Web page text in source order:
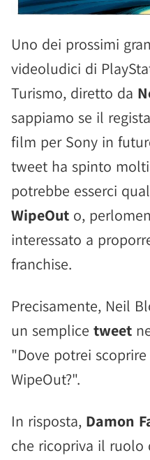
Uno dei prossimi
videoludici di
Turismo, diretto da
sappiamo se il
film per Sony in
tweet ha spinto
potrebbe esserci
WipeOut o,
interessato a
franchise.
Precisamente, Neil
un semplice tweet
"Dove potrei
WipeOut?".
In risposta, Damon
che ricopriva il ruolo